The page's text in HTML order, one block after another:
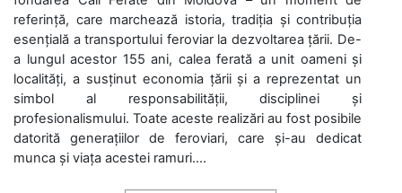
referință, care marchează istoria, tradiția și contribuția
esențială a transportului feroviar la dezvoltarea țării. De-
a lungul acestor 155 ani, calea ferată a unit oameni și
localități, a susținut economia țării și a reprezentat un
simbol al responsabilității, disciplinei și
profesionalismului. Toate aceste realizări au fost posibile
datorită generațiilor de feroviari, care și-au dedicat
munca și viața acestei ramuri....